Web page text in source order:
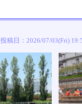
投稿日： 2026/07/03(Fri)